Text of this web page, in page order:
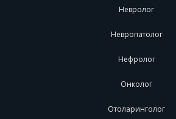
Невролог
Невропатолог
Нефролог
Онколог
Отоларинголог